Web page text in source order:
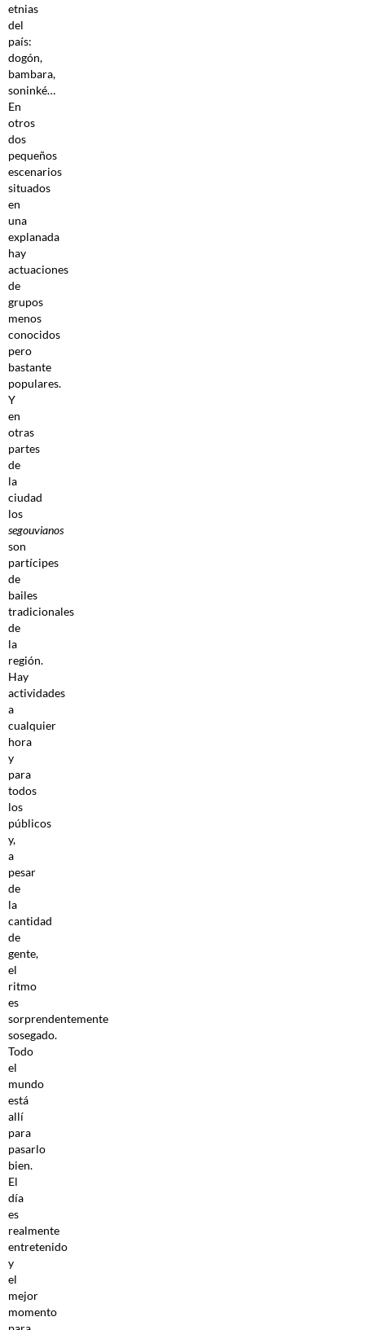
etnias
del
país:
dogón,
bambara,
soninké…
En
otros
dos
pequeños
escenarios
situados
en
una
explanada
hay
actuaciones
de
grupos
menos
conocidos
pero
bastante
populares.
Y
en
otras
partes
de
la
ciudad
los
segouvianos
son
partícipes
de
bailes
tradicionales
de
la
región.
Hay
actividades
a
cualquier
hora
y
para
todos
los
públicos
y,
a
pesar
de
la
cantidad
de
gente,
el
ritmo
es
sorprendentemente
sosegado.
Todo
el
mundo
está
allí
para
pasarlo
bien.
El
día
es
realmente
entretenido
y
el
mejor
momento